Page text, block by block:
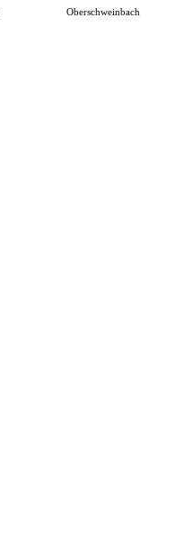
Oberschweinbach